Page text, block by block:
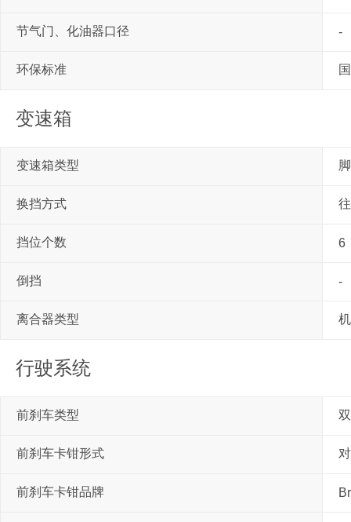
节气门、化油器口径 -
环保标准
变速箱
变速箱类型
换挡方式
挡位个数 6
倒挡 -
离合器类型
行驶系统
前刹车类型
前刹车卡钳形式
前刹车卡钳品牌